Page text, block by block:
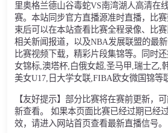
里奥格兰德山谷毒蛇VS南湾湖人高清在
赛。本站同步官方直播源准时直播，比
束后可以在本站查看比赛全程录像、比
相关新闻报道，以及NBA发展联盟的最新
比赛视频下载，精彩片段集锦等。同时
女锦标,澳塔杯,白俄女超,圣马甲,瑞士乙,
美女U17,日大学女联,FIBA欧女微国锦等
【友好提示】部分比赛将在赛前更新，
新查看。 如果本页面比赛已经过期已经
效，请进入网站首页查看最新直播信号。